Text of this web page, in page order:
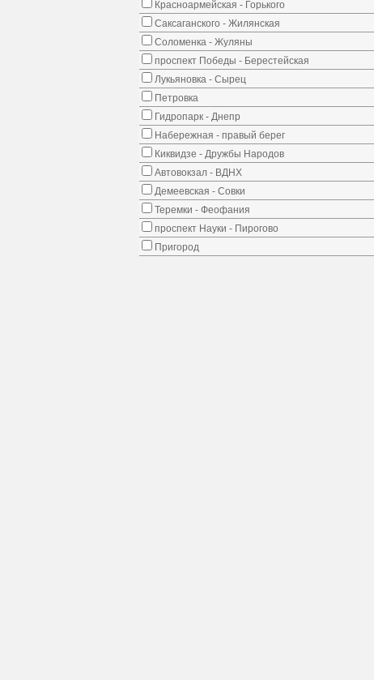
Красноармейская - Горького
Саксаганского - Жилянская
Соломенка - Жуляны
проспект Победы - Берестейская
Лукьяновка - Сырец
Петровка
Гидропарк - Днепр
Набережная - правый берег
Киквидзе - Дружбы Народов
Автовокзал - ВДНХ
Демеевская - Совки
Теремки - Феофания
проспект Науки - Пирогово
Пригород